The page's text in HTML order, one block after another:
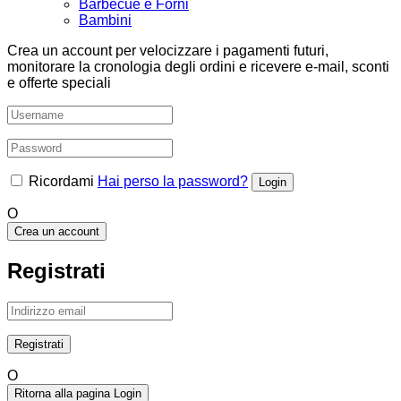
Barbecue e Forni
Bambini
Crea un account per velocizzare i pagamenti futuri,
monitorare la cronologia degli ordini e ricevere e-mail, sconti
e offerte speciali
Ricordami Hai perso la password?
O
Crea un account
Registrati
O
Ritorna alla pagina Login